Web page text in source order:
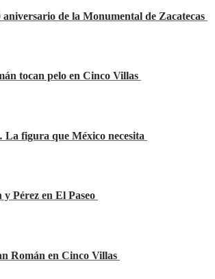
aniversario de la Monumental de Zacatecas
tocan pelo en Cinco Villas
figura que México necesita
Pérez en El Paseo
Román en Cinco Villas